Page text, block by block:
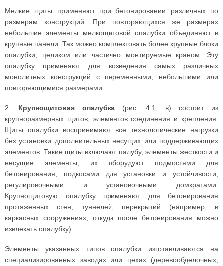
Мелкие щиты применяют при бетонировании различных по
размерам конструкций. При повторяющихся же размерах
небольшие элементы мелкощитовой опалубки объединяют в
крупные панели. Так можно комплектовать более крупные блоки
опалубки, целиком или частично монтируемые краном. Эту
опалубку применяют для возведения самых различных
монолитных конструкций с переменными, небольшими или
повторяющимися размерами.
2. Крупнощитовая опалубка (рис. 4.1, в) состоит из
крупноразмерных щитов, элементов соединения и крепления.
Щиты опалубки воспринимают все технологические нагрузки
без установки дополнительных несущих или поддерживающих
элементов. Такие щиты включают палубу, элементы жесткости и
несущие элементы; их оборудуют подмостями для
бетонирования, подкосами для установки и устойчивости,
регулировочными и установочными домкратами.
Крупнощитовую опалубку применяют для бетонирования
протяженных стен, туннелей, перекрытий (например, в
каркасных сооружениях, откуда после бетонирования можно
извлекать опалубку).
Элементы указанных типов опалубки изготавливаются на
специализированных заводах или цехах (деревообделочных,